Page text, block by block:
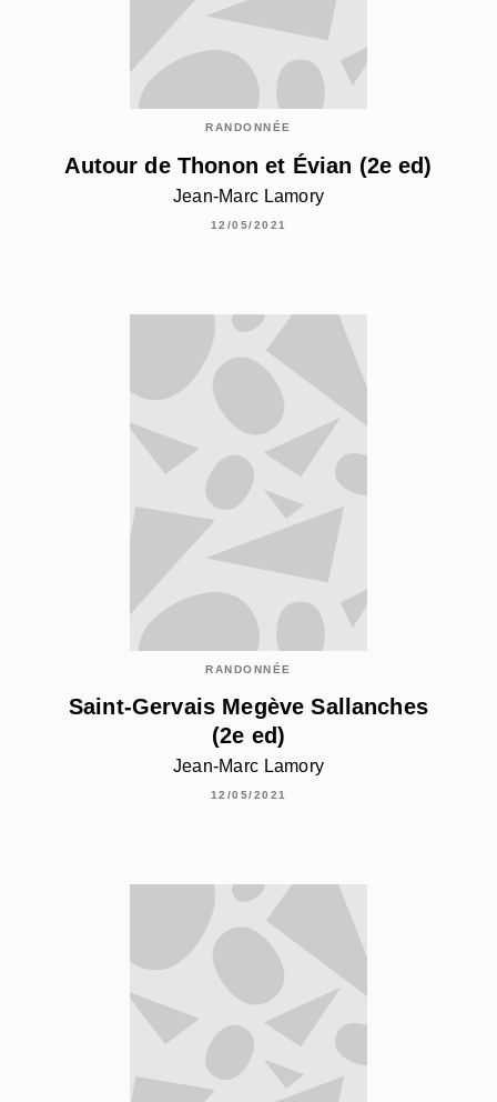
RANDONNÉE
Autour de Thonon et Évian (2e ed)
Jean-Marc Lamory
12/05/2021
RANDONNÉE
Saint-Gervais Megève Sallanches
(2e ed)
Jean-Marc Lamory
12/05/2021